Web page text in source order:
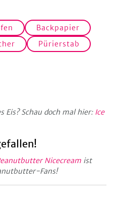
Backpapier
Pürierstab
Eis? Schau doch mal hier: Ice
Nicecream ist
Fans!